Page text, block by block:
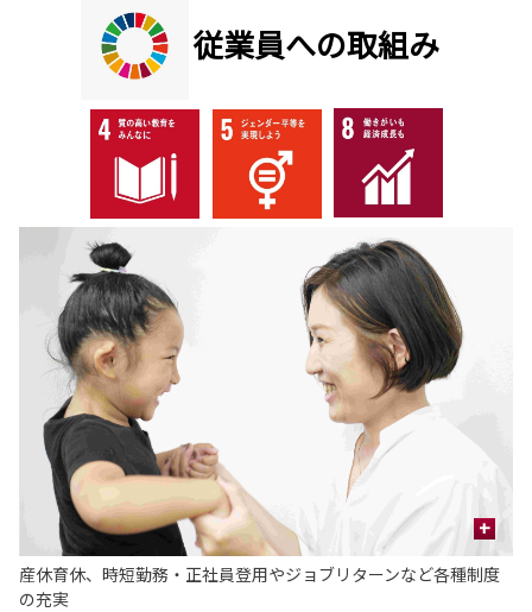
従業員への取組み
+
産休育休、時短勤務・正社員登用やジョブリターンなど各種制度
の充実